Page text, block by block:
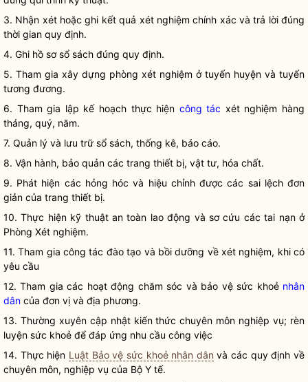
3. Nhận xét hoặc ghi kết quả xét nghiệm chính xác và trả lời đúng
thời gian quy định.
4. Ghi hồ sơ sổ sách đúng quy định.
5. Tham gia xây dựng phòng xét nghiệm ở tuyến huyện và tuyến
tương đương.
6. Tham gia lập kế hoạch thực hiện công tác xét nghiệm hàng
tháng, quý, năm.
7. Quản lý và lưu trữ sổ sách, thống kê, báo cáo.
8. Vận hành, bảo quản các trang thiết bị, vật tư, hóa chất.
9. Phát hiện các hỏng hóc và hiệu chỉnh được các sai lệch đơn
giản của trang thiết bị.
10. Thực hiện kỹ thuật an toàn lao động và sơ cứu các tai nạn ở
Phòng Xét nghiệm.
11. Tham gia công tác đào tạo và bồi dưỡng về xét nghiệm, khi có
yêu cầu
12. Tham gia các hoạt động chăm sóc và bảo vệ sức khoẻ nhân
dân của đơn vị và địa phương.
13. Thường xuyên cập nhật kiến thức chuyên môn nghiệp vụ; rèn
luyện sức khoẻ để đáp ứng nhu cầu công việc
14. Thực hiện Luật Bảo vệ sức khoẻ nhân dân và các quy định về
chuyên môn, nghiệp vụ của Bộ Y tế.